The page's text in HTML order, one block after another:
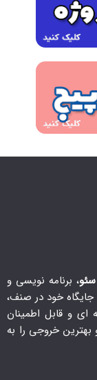
سئو، برنامه نویسی و
خود در صنف،
و قابل اطمینان
خروجی را به